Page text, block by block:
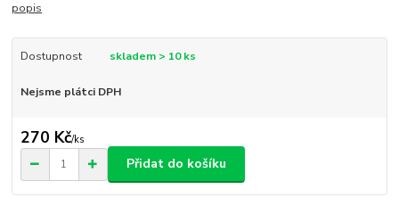
popis
Dostupnost skladem > 10 ks
Nejsme plátci DPH
270 Kč/ks
Přidat do košíku